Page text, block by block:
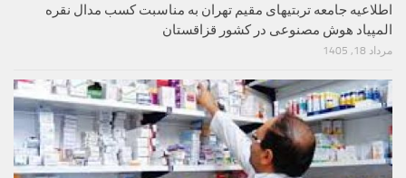
اطلاعیه جامعه تربتیهای مقیم تهران به مناسبت کسب مدال نقره
المپیاد هوش مصنوعی در کشور قزاقستان
مرداد 18, 1405